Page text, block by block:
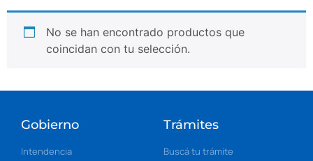
No se han encontrado productos que
coincidan con tu selección.
Gobierno
Intendencia
Trámites
Buscá tu trámite